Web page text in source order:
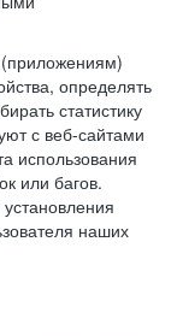
определять
статистику
с веб-сайтами
использования
или багов.
наших